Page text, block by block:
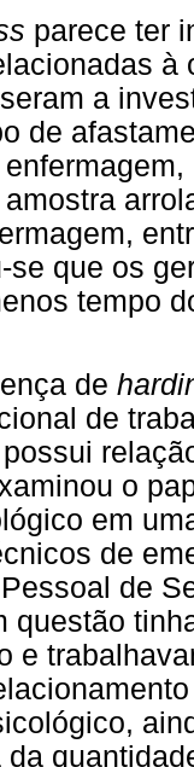
parece ter
a
de
se que os
tempo
de
de
o
em
de
de
questão
e